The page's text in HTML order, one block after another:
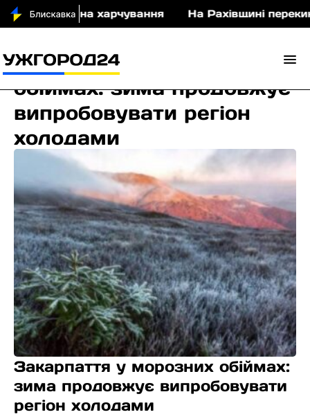
млн грн на харчування На Рахівщині
Закарпаття у морозних
обіймах: зима продовжує
випробовувати регіон
холодами
Закарпаття у морозних обіймах:
зима продовжує випробовувати
регіон холодами